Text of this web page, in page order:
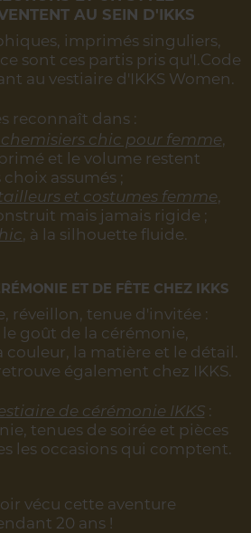
AU SEIN D'IKKS
imprimés singuliers,
ce sont ces partis pris qu'I.Code
au vestiaire d'IKKS Women.
reconnaît dans :
chic pour femme,
et le volume restent
choix assumés ;
et costumes femme,
mais jamais rigide ;
, à la silhouette fluide.
ET DE FÊTE CHEZ IKKS
réveillon, tenue d'invitée :
le goût de la cérémonie,
couleur, la matière et le détail.
également chez IKKS.
de cérémonie IKKS:
tenues de soirée et pièces
les occasions qui comptent.
vécu cette aventure
20 ans !